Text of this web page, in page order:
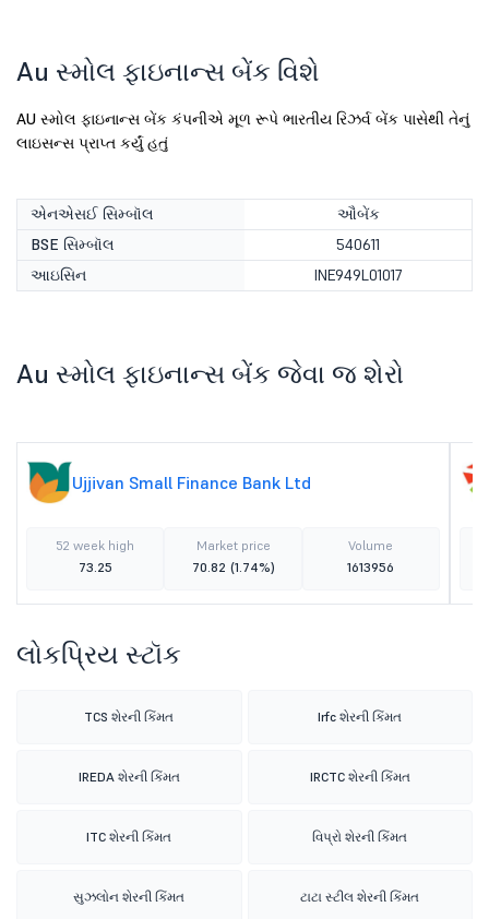
Au સ્મોલ ફાઇનાન્સ બેંક વિશે
AU સ્મોલ ફાઇનાન્સ બેંક કંપનીએ મૂળ રૂપે ભારતીય રિઝર્વ બેંક પાસેથી તેનું
લાઇસન્સ પ્રાપ્ત કર્યું હતું
એનએસઈ સિમ્બૉલ
ઔબેંક
BSE સિમ્બૉલ
540611
આઇસિન
INE949L01017
Au સ્મોલ ફાઇનાન્સ બેંક જેવા જ શેરો
Ujjivan Small Finance Bank Ltd
52 week high
73.25
Market price
70.82 (1.74%)
Volume
1613956
લોકપ્રિય સ્ટૉક
TCS શેરની કિંમત Irfc શેરની કિંમત
IREDA શેરની કિંમત IRCTC શેરની કિંમત
ITC શેરની કિંમત વિપ્રો શેરની કિંમત
સુઝલોન શેરની કિંમત ટાટા સ્ટીલ શેરની કિંમત